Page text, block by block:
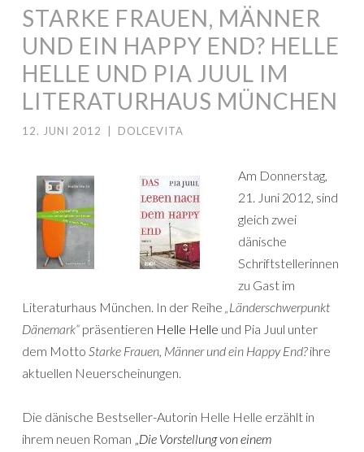
STARKE FRAUEN, MÄNNER
UND EIN HAPPY END? HELLE
HELLE UND PIA JUUL IM
LITERATURHAUS MÜNCHEN
12. JUNI 2012 DOLCEVITA
Am Donnerstag,
21. Juni 2012, sind
gleich zwei
dänische
Schriftstellerinnen
zu Gast im
Literaturhaus München. In der Reihe „Länderschwerpunkt
Dänemark“ präsentieren Helle Helle und Pia Juul unter
dem Motto Starke Frauen, Männer und ein Happy End?ihre
aktuellen Neuerscheinungen.
Die dänische Bestseller-Autorin Helle Helle erzählt in
ihrem neuen Roman „Die Vorstellung von einem